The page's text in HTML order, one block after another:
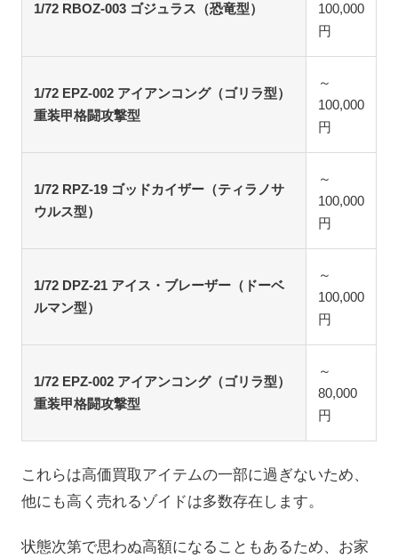
1/72 RBOZ-003 ゴジュラス（恐竜型）
100,000
円
1/72 EPZ-002 アイアンコング（ゴリラ型）
重装甲格闘攻撃型
～
100,000
円
1/72 RPZ-19 ゴッドカイザー（ティラノサ
ウルス型）
～
100,000
円
1/72 DPZ-21 アイス・ブレーザー（ドーベ
ルマン型）
～
100,000
円
1/72 EPZ-002 アイアンコング（ゴリラ型）
重装甲格闘攻撃型
～
80,000
円
これらは高価買取アイテムの一部に過ぎないため、
他にも高く売れるゾイドは多数存在します。
状態次第で思わぬ高額になることもあるため、お家